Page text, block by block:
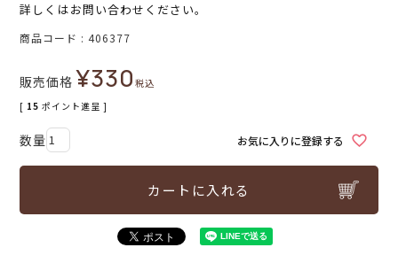
詳しくはお問い合わせください。
商品コード 406377
販売価格 ¥330税込
[ 15 ポイント進呈 ]
お気に入りに登録する
カートに入れる